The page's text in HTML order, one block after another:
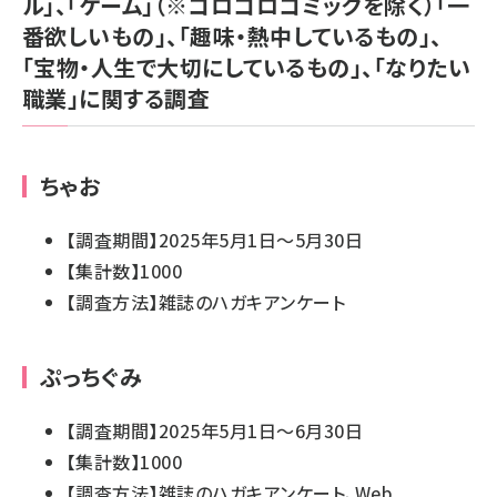
番欲しいもの」、「趣味・熱中しているもの」、
「宝物・人生で大切にしているもの」、「なりたい
職業」に関する調査
ちゃお
【調査期間】2025年5月1日～5月30日
【集計数】1000
【調査方法】雑誌のハガキアンケート
ぷっちぐみ
【調査期間】2025年5月1日～6月30日
【集計数】1000